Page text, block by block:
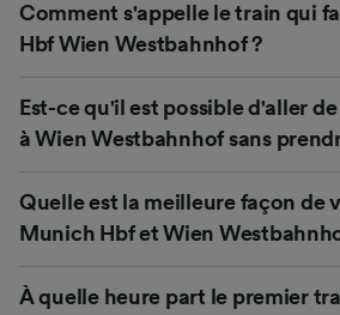
Comment s'appelle le train qui
Hbf Wien Westbahnhof ?
Est-ce qu'il est possible d'aller
à Wien Westbahnhof sans
Quelle est la meilleure façon de
Munich Hbf et Wien
À quelle heure part le premier